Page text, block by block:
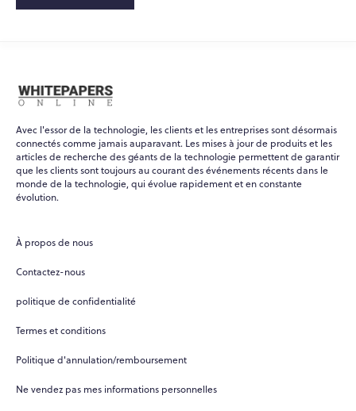
Avec l'essor de la technologie, les clients et les entreprises sont désormais
connectés comme jamais auparavant. Les mises à jour de produits et les
articles de recherche des géants de la technologie permettent de garantir
que les clients sont toujours au courant des événements récents dans le
monde de la technologie, qui évolue rapidement et en constante
évolution.
À propos de nous
Contactez-nous
politique de confidentialité
Termes et conditions
Politique d'annulation/remboursement
Ne vendez pas mes informations personnelles